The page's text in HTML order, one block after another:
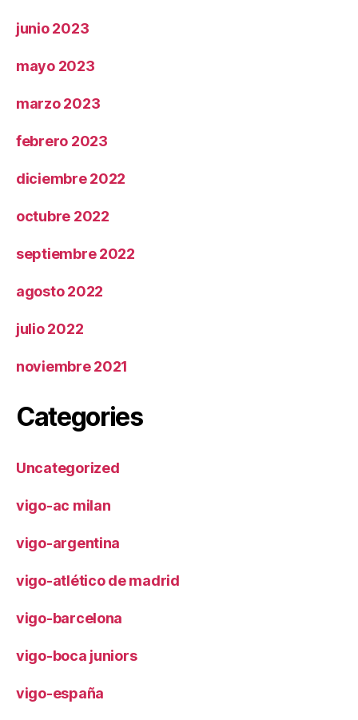
junio 2023
mayo 2023
marzo 2023
febrero 2023
diciembre 2022
octubre 2022
septiembre 2022
agosto 2022
julio 2022
noviembre 2021
Categories
Uncategorized
vigo-ac milan
vigo-argentina
vigo-atlético de madrid
vigo-barcelona
vigo-boca juniors
vigo-españa